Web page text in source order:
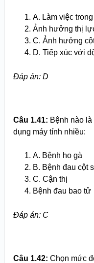
A. Làm việc
Ảnh hưởng thị
C. Ảnh hưởng
D. Tiếp xúc với
Đáp án: D
Câu 1.41: Bệnh nào
dụng máy tính nhiều:
A. Bệnh ho gà
B. Bệnh đau cột
C. Cận thị
Bệnh đau bao tử
Đáp án: C
Câu 1.42: Chọn mức